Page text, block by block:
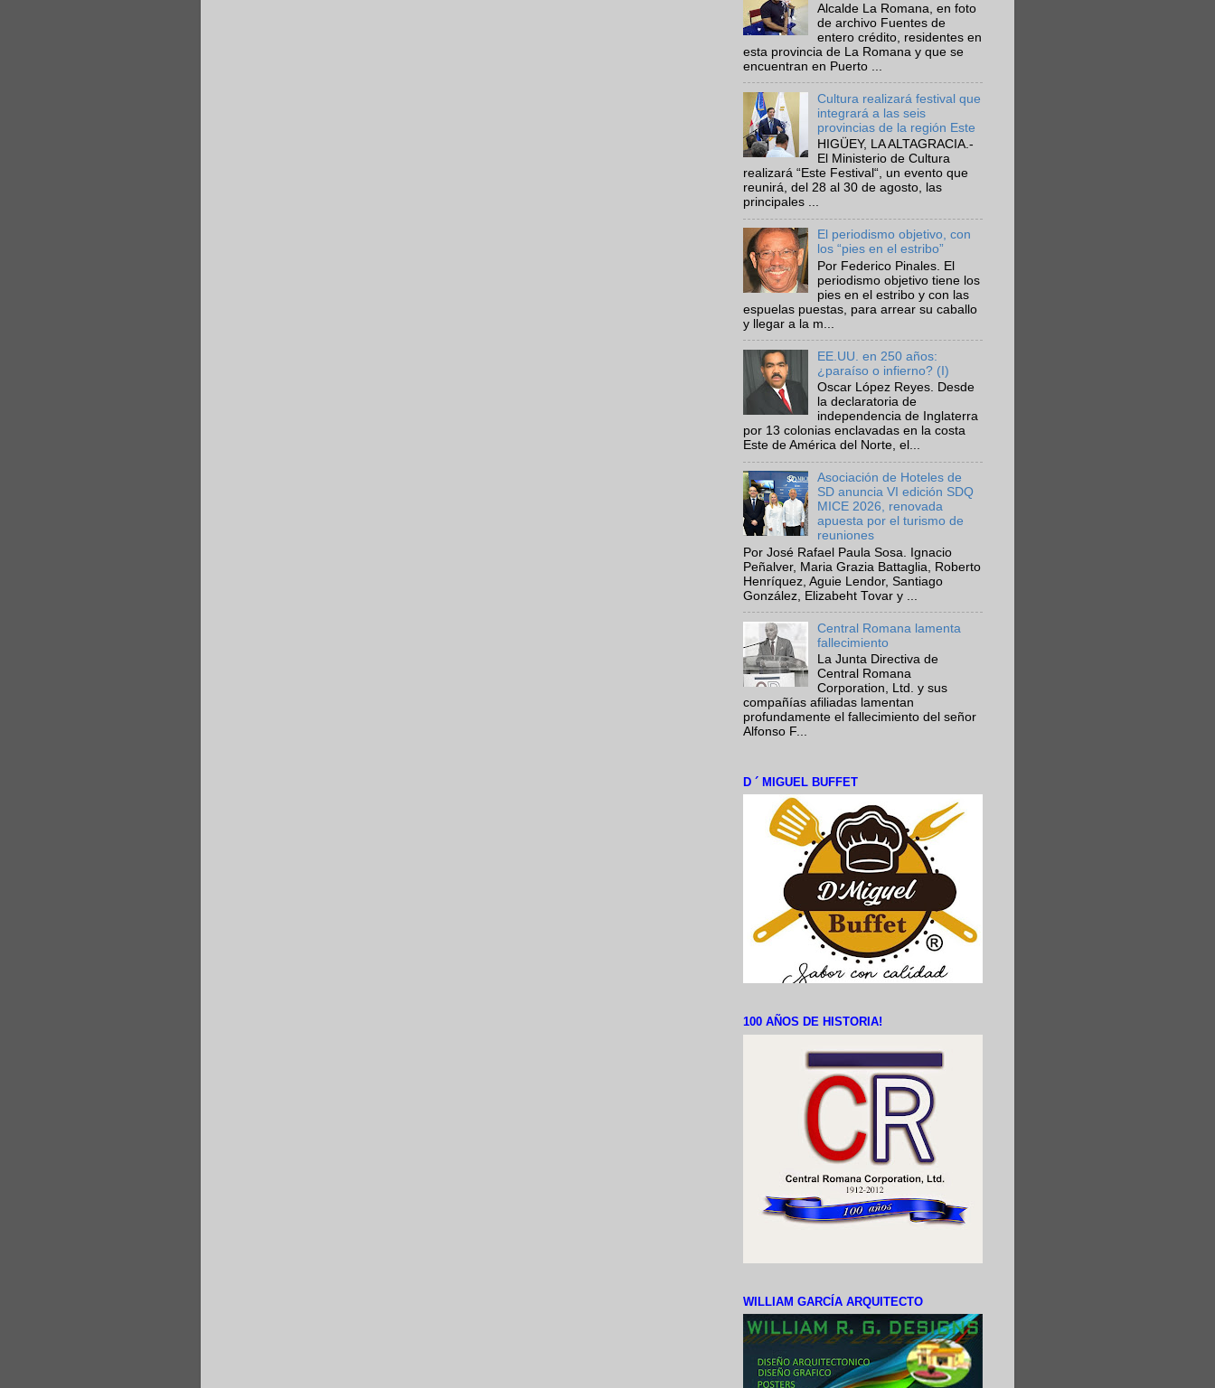
Alcalde La Romana, en foto
de archivo Fuentes de
entero crédito, residentes en
esta provincia de La Romana y que se
encuentran en Puerto ...
Cultura realizará festival que
integrará a las seis
provincias de la región Este
HIGÜEY, LA ALTAGRACIA.-
El Ministerio de Cultura
realizará “Este Festival“, un evento que
reunirá, del 28 al 30 de agosto, las
principales ...
El periodismo objetivo, con
los “pies en el estribo”
Por Federico Pinales. El
periodismo objetivo tiene los
pies en el estribo y con las
espuelas puestas, para arrear su caballo
y llegar a la m...
EE.UU. en 250 años:
¿paraíso o infierno? (I)
Oscar López Reyes. Desde
la declaratoria de
independencia de Inglaterra
por 13 colonias enclavadas en la costa
Este de América del Norte, el...
Asociación de Hoteles de
SD anuncia VI edición SDQ
MICE 2026, renovada
apuesta por el turismo de
reuniones
Por José Rafael Paula Sosa. Ignacio
Peñalver, Maria Grazia Battaglia, Roberto
Henríquez, Aguie Lendor, Santiago
González, Elizabeht Tovar y ...
Central Romana lamenta
fallecimiento
La Junta Directiva de
Central Romana
Corporation, Ltd. y sus
compañías afiliadas lamentan
profundamente el fallecimiento del señor
Alfonso F...
D ´ MIGUEL BUFFET
100 AÑOS DE HISTORIA!
WILLIAM GARCÍA ARQUITECTO